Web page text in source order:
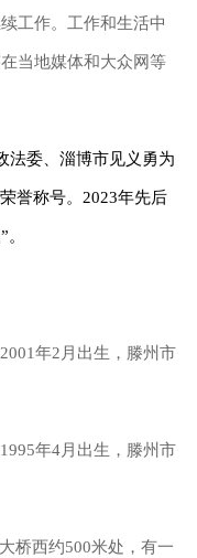
工作。工作和生活中
当地媒体和大众网等
法委、淄博市见义勇为
誉称号。2023年先后
年2月出生，滕州市
年4月出生，滕州市
桥西约500米处，有一